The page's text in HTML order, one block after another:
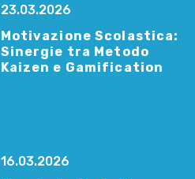
23.03.2026
Motivazione Scolastica:
Sinergie tra Metodo
Kaizen e Gamification
16.03.2026